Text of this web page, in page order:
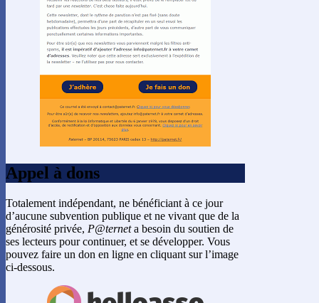
Appel à dons
Totalement indépendant, ne bénéficiant à ce jour
d’aucune subvention publique et ne vivant que de la
générosité privée, P@terneta besoin du soutien de
ses lecteurs pour continuer, et se développer. Vous
pouvez faire un don en ligne en cliquant sur l’image
ci-dessous.